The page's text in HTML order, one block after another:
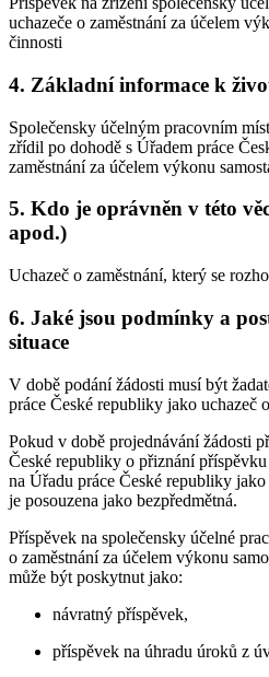
uchazeče o zaměstnání za účelem
činnosti
4. Základní informace k
Společensky účelným pracovním
zřídil po dohodě s Úřadem práce
zaměstnání za účelem výkonu
5. Kdo je oprávněn v této
apod.)
Uchazeč o zaměstnání, který se
6. Jaké jsou podmínky a
situace
V době podání žádosti musí být
práce České republiky jako uchazeč
Pokud v době projednávání žádosti
České republiky o přiznání
na Úřadu práce České republiky jako
je posouzena jako bezpředmětná.
Příspěvek na společensky účelné
o zaměstnání za účelem výkonu
může být poskytnut jako:
návratný příspěvek,
příspěvek na úhradu úroků z